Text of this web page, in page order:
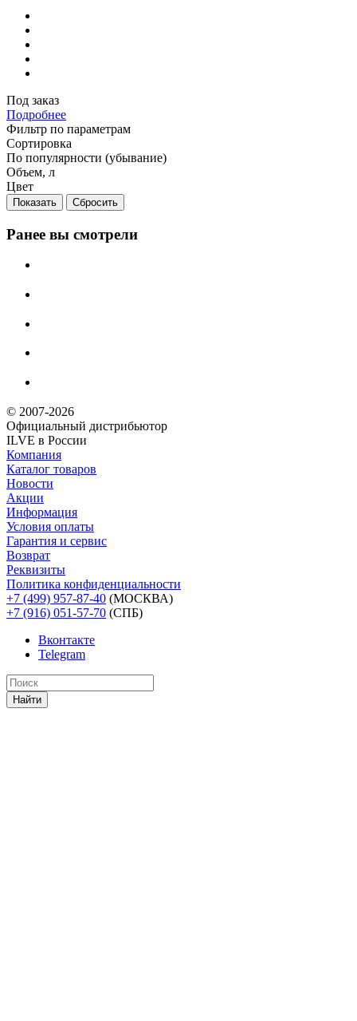
Под заказ
Подробнее
Фильтр по параметрам
Сортировка
По популярности (убывание)
Объем, л
Цвет
Сбросить
Ранее вы смотрели
© 2007-2026
Официальный дистрибьютoр
ILVE в России
Компания
Каталог товаров
Новости
Акции
Информация
Условия оплаты
Гарантия и сервис
Возврат
Реквизиты
Политика конфиденциальности
+7 (499) 957-87-40 (МОСКВА)
+7 (916) 051-57-70 (СПБ)
Вконтакте
Telegram
Найти